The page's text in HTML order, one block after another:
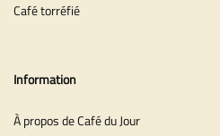
Café torréfié
Information
À propos de Café du Jour